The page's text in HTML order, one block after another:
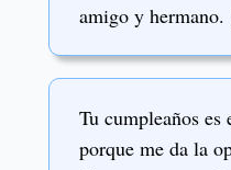
amigo y
Tu cumpleaños
porque me da la